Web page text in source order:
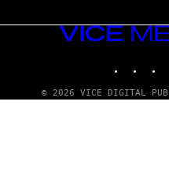
VICE
© 2026 VICE DIGITAL